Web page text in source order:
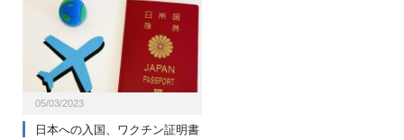
05/03/2023
日本への入国、ワクチン証明書